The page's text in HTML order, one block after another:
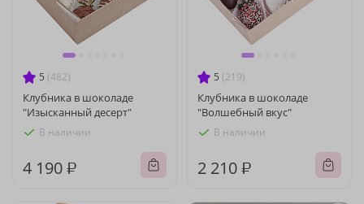
5 (482)
Клубника в шоколаде
"Изысканный десерт"
В наличии
4 190 ₽
5 (219)
Клубника в шоколаде
"Волшебный вкус"
В наличии
2 210 ₽